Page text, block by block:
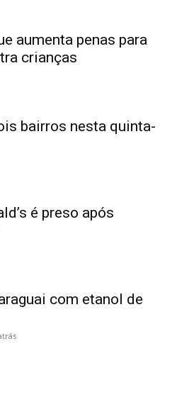
aumenta penas para
crianças
bairros nesta quinta-
é preso após
com etanol de